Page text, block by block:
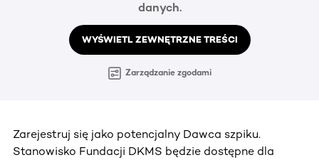
danych.
WYŚWIETL ZEWNĘTRZNE TREŚCI
Zarządzanie zgodami
Zarejestruj się jako potencjalny Dawca szpiku.
Stanowisko Fundacji DKMS będzie dostępne dla